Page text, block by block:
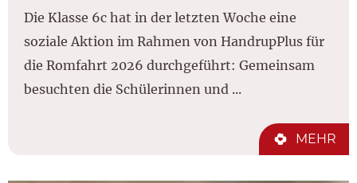
Die Klasse 6c hat in der letzten Woche eine
soziale Aktion im Rahmen von HandrupPlus für
die Romfahrt 2026 durchgeführt: Gemeinsam
besuchten die Schülerinnen und ...
MEHR